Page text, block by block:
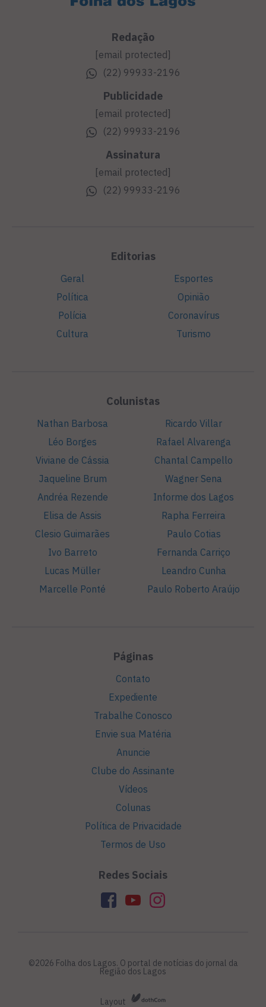
Redação
[email protected]
(22) 99933-2196
Publicidade
[email protected]
(22) 99933-2196
Assinatura
[email protected]
(22) 99933-2196
Editorias
Geral
Política
Polícia
Cultura
Esportes
Opinião
Coronavírus
Turismo
Colunistas
Nathan Barbosa
Léo Borges
Viviane de Cássia
Jaqueline Brum
Andréa Rezende
Elisa de Assis
Clesio Guimarães
Ivo Barreto
Lucas Müller
Marcelle Ponté
Ricardo Villar
Rafael Alvarenga
Chantal Campello
Wagner Sena
Informe dos Lagos
Rapha Ferreira
Paulo Cotias
Fernanda Carriço
Leandro Cunha
Paulo Roberto Araújo
Páginas
Contato
Expediente
Trabalhe Conosco
Envie sua Matéria
Anuncie
Clube do Assinante
Vídeos
Colunas
Política de Privacidade
Termos de Uso
Redes Sociais
©2026 Folha dos Lagos. O portal de notícias do jornal da
Região dos Lagos
Layout